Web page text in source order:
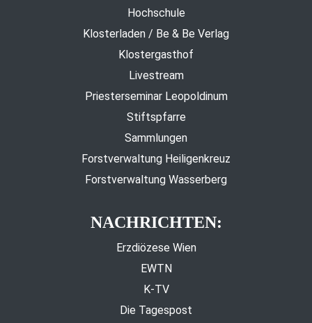
Hochschule
Klosterladen / Be & Be Verlag
Klostergasthof
Livestream
Priesterseminar Leopoldinum
Stiftspfarre
Sammlungen
Forstverwaltung Heiligenkreuz
Forstverwaltung Wasserberg
NACHRICHTEN:
Erzdiözese Wien
EWTN
K-TV
Die Tagespost